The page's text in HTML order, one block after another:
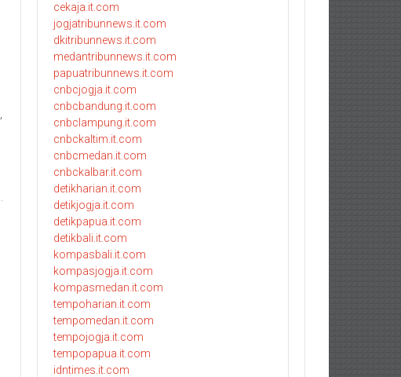
cekaja.it.com
jogjatribunnews.it.com
dkitribunnews.it.com
medantribunnews.it.com
papuatribunnews.it.com
cnbcjogja.it.com
cnbcbandung.it.com
cnbclampung.it.com
cnbckaltim.it.com
cnbcmedan.it.com
cnbckalbar.it.com
detikharian.it.com
detikjogja.it.com
detikpapua.it.com
detikbali.it.com
kompasbali.it.com
kompasjogja.it.com
kompasmedan.it.com
tempoharian.it.com
tempomedan.it.com
tempojogja.it.com
tempopapua.it.com
idntimes.it.com